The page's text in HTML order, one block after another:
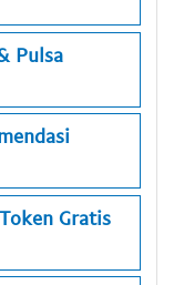
Pulsa
Gratis